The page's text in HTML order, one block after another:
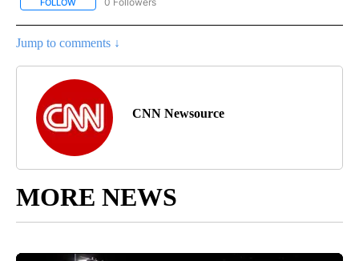
FOLLOW FOLLOW "CNN-SPANISH" TO RECEIVE NOTIFICATIONS ABOUT
Jump to comments ↓
CNN Newsource
MORE NEWS